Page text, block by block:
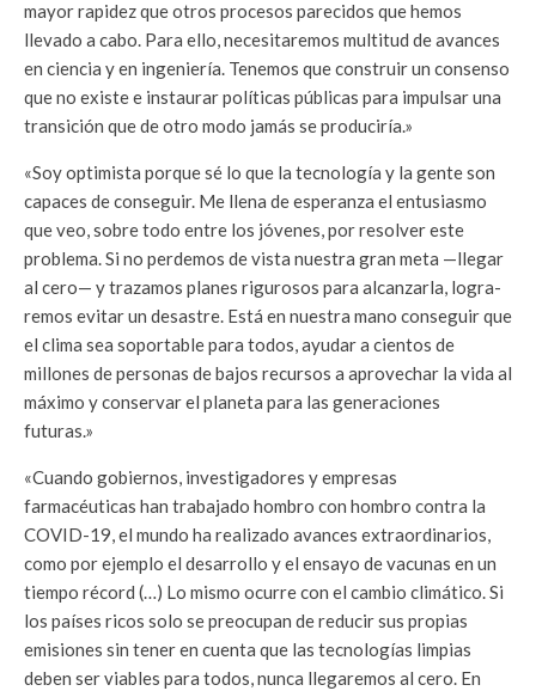
mayor rapidez que otros procesos parecidos que hemos
llevado a cabo. Para ello, necesita­remos multitud de avances
en ciencia y en ingeniería. Tenemos que construir un con­senso
que no existe e instaurar políticas pú­blicas para impulsar una
transición que de otro modo jamás se produciría.»
«Soy optimista porque sé lo que la tecno­logía y la gente son
capaces de conseguir. Me llena de esperanza el entusiasmo
que veo, sobre todo entre los jóvenes, por resol­ver este
problema. Si no perdemos de vista nuestra gran meta —llegar
al cero— y traza­mos planes rigurosos para alcanzarla, logra­
remos evitar un desastre. Está en nuestra mano conseguir que
el clima sea soportable para todos, ayudar a cientos de
millones de personas de bajos recursos a aprovechar la vida al
máximo y conservar el planeta para las generaciones
futuras.»
«Cuando gobiernos, investigadores y em­presas
farmacéuticas han trabajado hombro con hombro contra la
COVID-19, el mundo ha realizado avances extraordinarios,
como por ejemplo el desarrollo y el ensayo de vacunas en un
tiempo récord (…) Lo mismo ocurre con el cambio climático. Si
los países ricos solo se preocupan de reducir sus propias
emisio­nes sin tener en cuenta que las tecnologías limpias
deben ser viables para todos, nunca llegaremos al cero. En